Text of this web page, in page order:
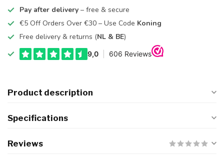
Pay after delivery – free & secure
€5 Off Orders Over €30 – Use Code Koning
Free delivery & returns (NL & BE)
Product description
Specifications
Reviews